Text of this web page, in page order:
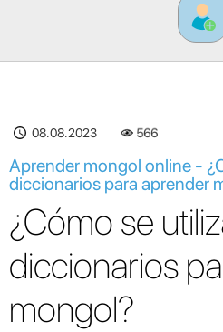
08.08.2023 566
Aprender mongol online -
diccionarios para aprender
¿Cómo se
diccionarios
mongol?